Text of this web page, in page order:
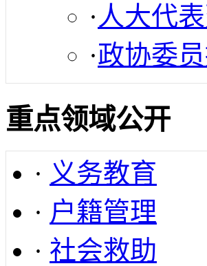
· 人大代
·政协委
重点领域公开
· 义务教育
· 户籍管理
· 社会救助